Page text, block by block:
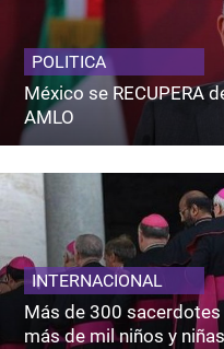
POLITICA
México se RECUPERA
AMLO
INTERNACIONAL
Más de 300
más de mil niños y